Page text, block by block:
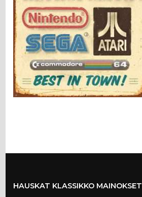
HAUSKAT KLASSIKKO MAINOKSET